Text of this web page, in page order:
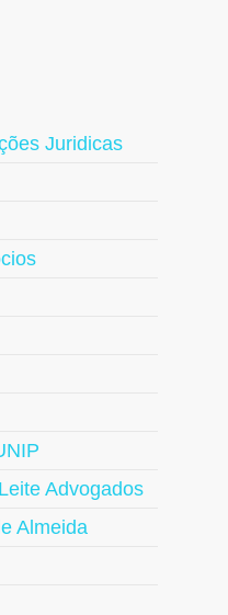
Juridicas
Advogados
Almeida